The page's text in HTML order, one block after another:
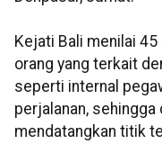
Kejati Bali menilai
orang yang terkait
seperti internal
perjalanan, sehingga
mendatangkan titik